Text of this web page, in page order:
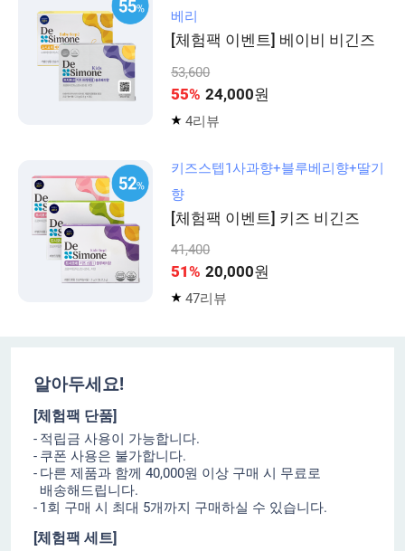
베리
[체험팩 이벤트] 베이비 비긴즈
53,600
55% 24,000원
4리뷰
키즈스텝1사과향+블루베리향+딸기
향
[체험팩 이벤트] 키즈 비긴즈
41,400
51% 20,000원
47리뷰
알아두세요!
[체험팩 단품]
적립금 사용이 가능합니다.
쿠폰 사용은 불가합니다.
다른 제품과 함께 40,000원 이상 구매 시 무료로
배송해드립니다.
1회 구매 시 최대 5개까지 구매하실 수 있습니다.
[체험팩 세트]